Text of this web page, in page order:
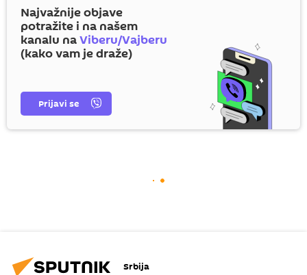
Najvažnije objave
potražite i na našem
kanalu naViberu/Vajberu
(kako vam je draže)
Prijavi se
Srbija